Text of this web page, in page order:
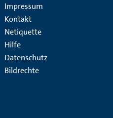
Impressum
Kontakt
Netiquette
Hilfe
Datenschutz
Bildrechte